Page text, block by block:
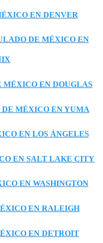
EN DENVER
DE MÉXICO EN
MÉXICO EN DOUGLAS
MÉXICO EN YUMA
EN LOS ÁNGELES
EN SALT LAKE CITY
EN WASHINGTON
EN RALEIGH
EN DETROIT